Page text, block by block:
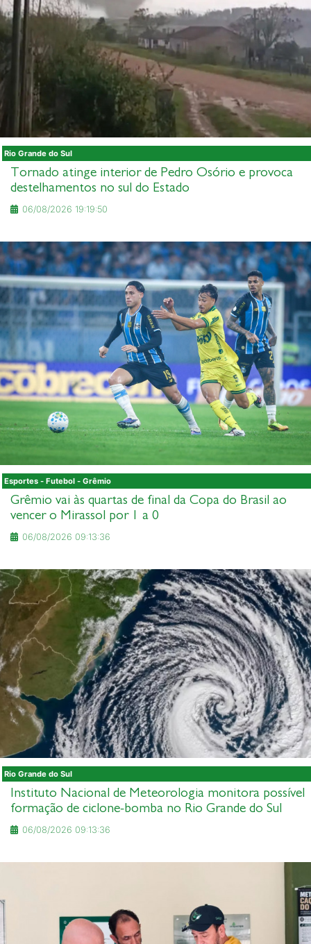
Rio Grande do Sul
Tornado atinge interior de Pedro Osório e provoca
destelhamentos no sul do Estado
06/08/2026 19:19:50
Esportes - Futebol - Grêmio
Grêmio vai às quartas de final da Copa do Brasil ao
vencer o Mirassol por 1 a 0
06/08/2026 09:13:36
Rio Grande do Sul
Instituto Nacional de Meteorologia monitora possível
formação de ciclone-bomba no Rio Grande do Sul
06/08/2026 09:13:36